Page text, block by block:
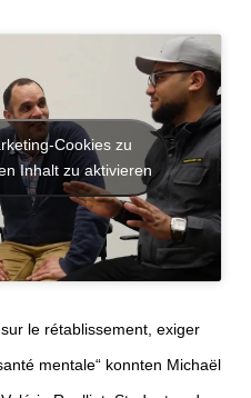
Cookies zu
Inhalt zu aktivieren
le rétablissement, exiger
mentale“ konnten Michaël